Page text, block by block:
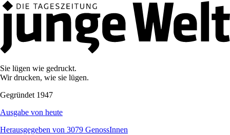
Sie lügen wie gedruckt.
Wir drucken, wie sie lügen.
Gegründet 1947
Ausgabe von heute
Herausgegeben von 3079 GenossInnen